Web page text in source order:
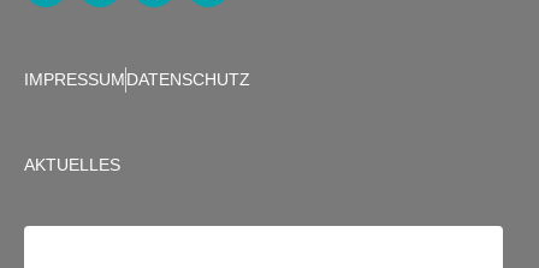
IMPRESSUMDATENSCHUTZ
AKTUELLES